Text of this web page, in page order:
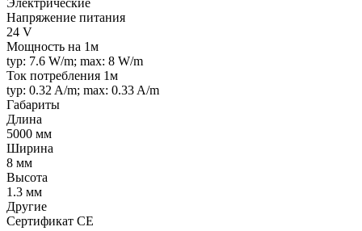
Электрические
Напряжение питания
24 V
Мощность на 1м
typ: 7.6 W/m; max: 8 W/m
Ток потребления 1м
typ: 0.32 A/m; max: 0.33 A/m
Габариты
Длина
5000 мм
Ширина
8 мм
Высота
1.3 мм
Другие
Сертификат CE